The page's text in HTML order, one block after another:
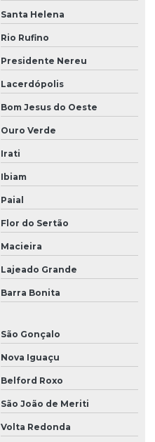
Santa Helena
Rio Rufino
Presidente Nereu
Lacerdópolis
Bom Jesus do Oeste
Ouro Verde
Irati
Ibiam
Paial
Flor do Sertão
Macieira
Lajeado Grande
Barra Bonita
São Gonçalo
Nova Iguaçu
Belford Roxo
São João de Meriti
Volta Redonda